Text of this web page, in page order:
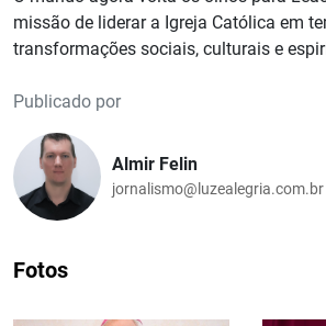
missão de liderar a Igreja Católica em
transformações sociais, culturais e
Publicado por
Almir Felin
jornalismo@luzealegria.com.br
Fotos